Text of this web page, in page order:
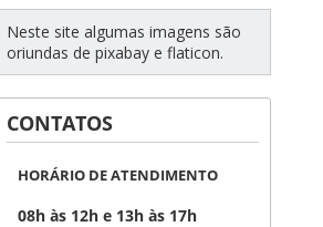
Neste site algumas imagens são
oriundas de pixabay e flaticon.
CONTATOS
HORÁRIO DE ATENDIMENTO
08h às 12h e 13h às 17h